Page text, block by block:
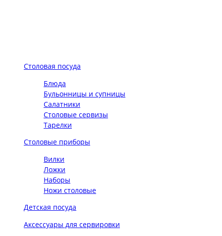
Столовая посуда
Блюда
Бульонницы и супницы
Салатники
Столовые сервизы
Тарелки
Столовые приборы
Вилки
Ложки
Наборы
Ножи столовые
Детская посуда
Аксессуары для сервировки